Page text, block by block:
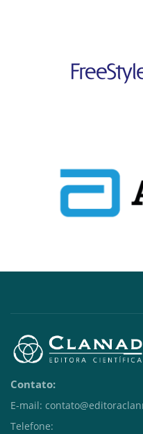
Contato:
E-mail:
Telefone: